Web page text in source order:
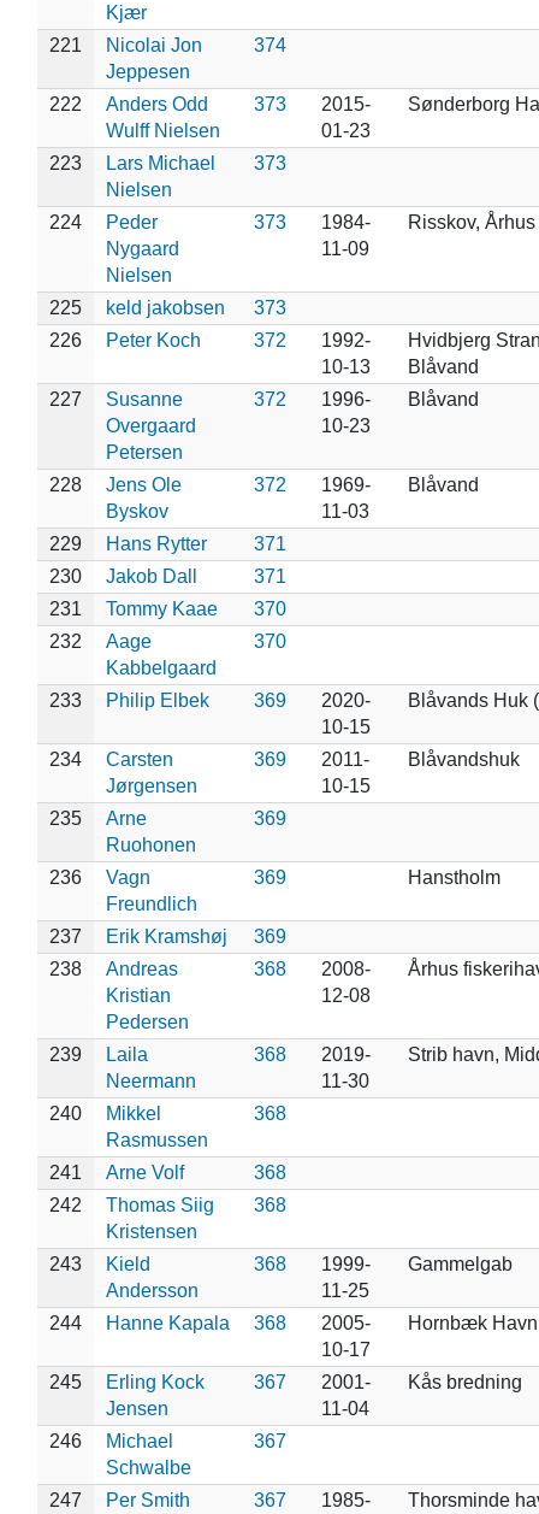
Kjær
221
Nicolai Jon
Jeppesen
374
222
Anders Odd
Wulff Nielsen
373
2015-
01-23
Sønderborg
223
Lars Michael
Nielsen
373
224
Peder
Nygaard
Nielsen
373
1984-
11-09
Risskov, Århus
225 keld jakobsen
373
226
Peter Koch 372
1992-
10-13
Hvidbjerg
Blåvand
227
Susanne
Overgaard
Petersen
372
1996-
10-23
Blåvand
228
Jens Ole
Byskov
372
1969-
11-03
Blåvand
229 Hans Rytter
371
230
Jakob Dall
371
231
Tommy Kaae
370
232
Aage
Kabbelgaard
370
233 Philip Elbek 369
2020-
10-15
Blåvands Huk
234
Carsten
Jørgensen
369
2011-
10-15
Blåvandshuk
235
Arne
Ruohonen
369
236
Vagn
Freundlich
369 Hanstholm
237 Erik Kramshøj
369
238
Andreas
Kristian
Pedersen
368
2008-
12-08
Århus
239
Laila
Neermann
368
2019-
11-30
Strib havn,
240
Mikkel
Rasmussen
368
241 Arne Volf
368
242
Thomas Siig
Kristensen
368
243
Kield
Andersson
368
1999-
11-25
Gammelgab
244 Hanne Kapala 368
2005-
10-17
Hornbæk Havn
245
Erling Kock
Jensen
367
2001-
11-04
Kås bredning
246
Michael
Schwalbe
367
247 Per Smith 367
1985-
Thorsminde